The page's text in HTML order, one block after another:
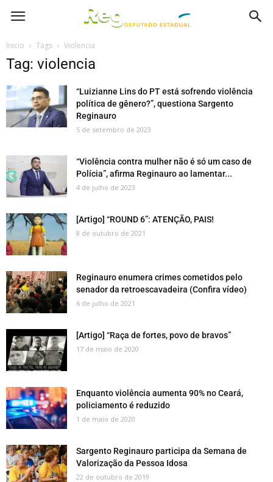
Inicio Tags Violencia
Tag: violencia
“Luizianne Lins do PT está sofrendo violência
política de gênero?”, questiona Sargento
Reginauro
5 de setembro de 2023
“Violência contra mulher não é só um caso de
Polícia”, afirma Reginauro ao lamentar...
4 de julho de 2023
[Artigo] “ROUND 6”: ATENÇÃO, PAIS!
8 de outubro de 2021
Reginauro enumera crimes cometidos pelo
senador da retroescavadeira (Confira vídeo)
6 de julho de 2021
[Artigo] “Raça de fortes, povo de bravos”
17 de maio de 2020
Enquanto violência aumenta 90% no Ceará,
policiamento é reduzido
1 de maio de 2020
Sargento Reginauro participa da Semana de
Valorização da Pessoa Idosa
22 de outubro de 2019